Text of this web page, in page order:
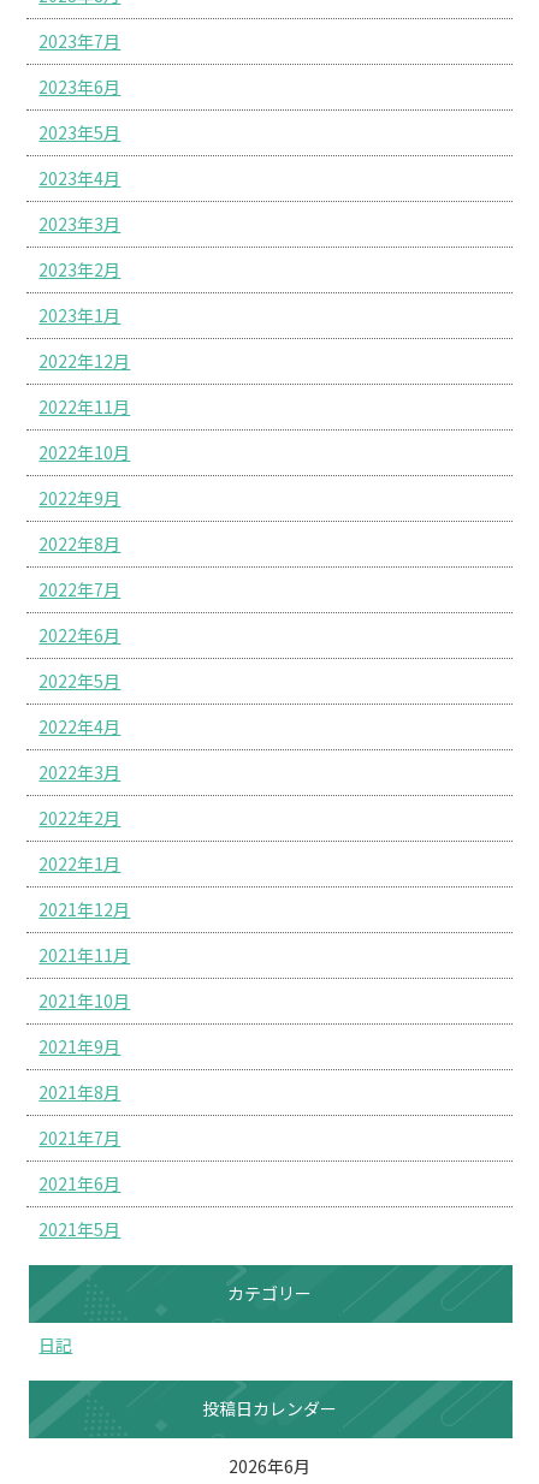
2023年7月
2023年6月
2023年5月
2023年4月
2023年3月
2023年2月
2023年1月
2022年12月
2022年11月
2022年10月
2022年9月
2022年8月
2022年7月
2022年6月
2022年5月
2022年4月
2022年3月
2022年2月
2022年1月
2021年12月
2021年11月
2021年10月
2021年9月
2021年8月
2021年7月
2021年6月
2021年5月
カテゴリー
日記
投稿日カレンダー
2026年6月